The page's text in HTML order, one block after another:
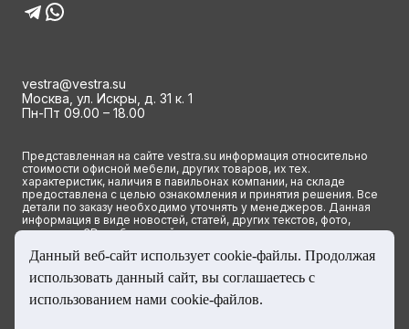
vestra@vestra.su
Москва, ул. Искры, д. 31 к. 1
Пн-Пт 09.00 – 18.00
Представленная на сайте vestra.su информация относительно
стоимости офисной мебели, других товаров, их тех.
характеристик, наличия в павильонах компании, на складе
предоставлена с целью ознакомления и принятия решения. Все
детали по заказу необходимо уточнять у менеджеров. Данная
информация в виде новостей, статей, других текстов, фото,
картинок и 3D изображений ни при каких условиях не является
положениями ст. 437(2) Гражданского кодекса РФ.
© 2023 Группа компаний ВЕСТРА. Все права сайта защищены
Данный веб-сайт использует cookie-файлы. Продолжая
использовать данный сайт, вы соглашаетесь с
использованием нами cookie-файлов.